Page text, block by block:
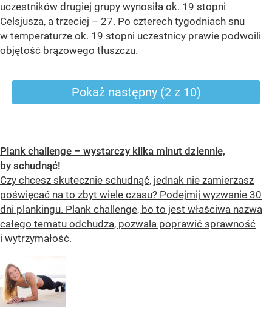
uczestników drugiej grupy wynosiła ok. 19 stopni
Celsjusza, a trzeciej – 27. Po czterech tygodniach snu
w temperaturze ok. 19 stopni uczestnicy prawie podwoili
objętość brązowego tłuszczu.
Pokaż następny (2 z 10)
Plank challenge – wystarczy kilka minut dziennie,
by schudnąć!
Czy chcesz skutecznie schudnąć, jednak nie zamierzasz
poświęcać na to zbyt wiele czasu? Podejmij wyzwanie 30
dni plankingu. Plank challenge, bo to jest właściwa nazwa
całego tematu odchudza, pozwala poprawić sprawność
i wytrzymałość.